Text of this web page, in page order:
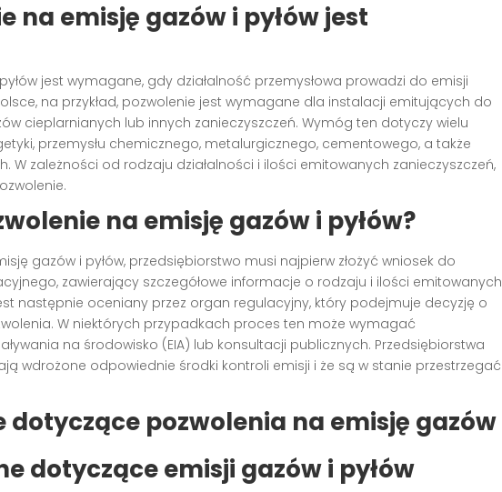
na emisję gazów i pyłów jest
jest wymagane, gdy działalność przemysłowa prowadzi do emisji
na przykład, pozwolenie jest wymagane dla instalacji emitujących do
cieplarnianych lub innych zanieczyszczeń. Wymóg ten dotyczy wielu
przemysłu chemicznego, metalurgicznego, cementowego, a także
W zależności od rodzaju działalności i ilości emitowanych zanieczyszczeń,
na emisję gazów i pyłów?
gazów i pyłów, przedsiębiorstwo musi najpierw złożyć wniosek do
zawierający szczegółowe informacje o rodzaju i ilości emitowanych
następnie oceniany przez organ regulacyjny, który podejmuje decyzję o
W niektórych przypadkach proces ten może wymagać
na środowisko (EIA) lub konsultacji publicznych. Przedsiębiorstwa
wdrożone odpowiednie środki kontroli emisji i że są w stanie przestrzegać
dotyczące pozwolenia na emisję gazów
dotyczące emisji gazów i pyłów